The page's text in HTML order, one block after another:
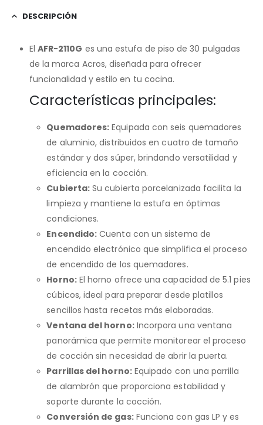
DESCRIPCIÓN
El AFR-2110G es una estufa de piso de 30 pulgadas
de la marca Acros, diseñada para ofrecer
funcionalidad y estilo en tu cocina.
Características principales:
Quemadores: Equipada con seis quemadores
de aluminio, distribuidos en cuatro de tamaño
estándar y dos súper, brindando versatilidad y
eficiencia en la cocción.
Cubierta: Su cubierta porcelanizada facilita la
limpieza y mantiene la estufa en óptimas
condiciones.
Encendido: Cuenta con un sistema de
encendido electrónico que simplifica el proceso
de encendido de los quemadores.
Horno: El horno ofrece una capacidad de 5.1 pies
cúbicos, ideal para preparar desde platillos
sencillos hasta recetas más elaboradas.
Ventana del horno: Incorpora una ventana
panorámica que permite monitorear el proceso
de cocción sin necesidad de abrir la puerta.
Parrillas del horno: Equipado con una parrilla
de alambrón que proporciona estabilidad y
soporte durante la cocción.
Conversión de gas: Funciona con gas LP y es